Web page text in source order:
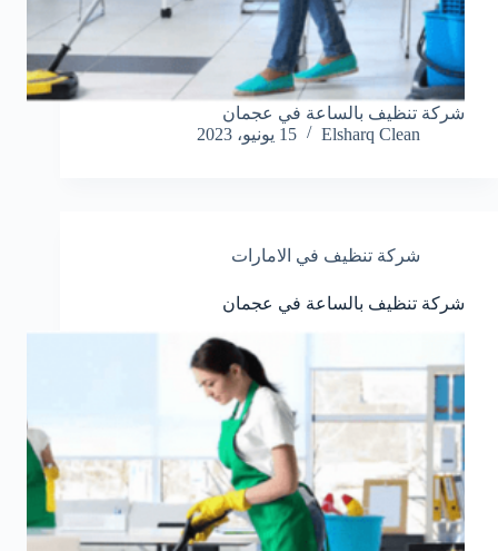
شركة تنظيف بالساعة في عجمان
Elsharq Clean
15 يونيو، 2023
شركة تنظيف في الامارات
شركة تنظيف بالساعة في عجمان